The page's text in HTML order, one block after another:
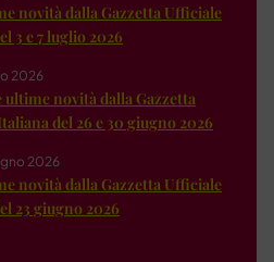
novità dalla Gazzetta Ufficiale
3 e 7 luglio 2026
2026
ultime novità dalla Gazzetta
del 26 e 30 giugno 2026
2026
novità dalla Gazzetta Ufficiale
23 giugno 2026